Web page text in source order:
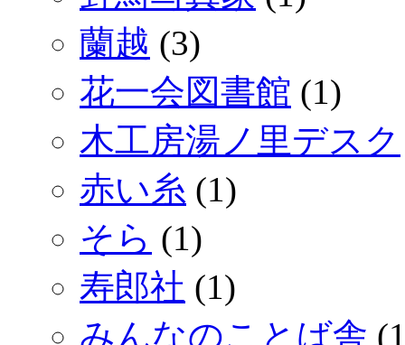
蘭越 (3)
花一会図書館 (1)
木工房湯ノ里デスク
赤い糸 (1)
そら (1)
寿郎社 (1)
みんなのことば舎